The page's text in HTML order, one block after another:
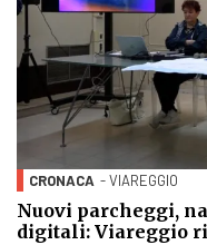
CRONACA - VIAREGGIO
Nuovi parcheggi,
digitali: Viareggio